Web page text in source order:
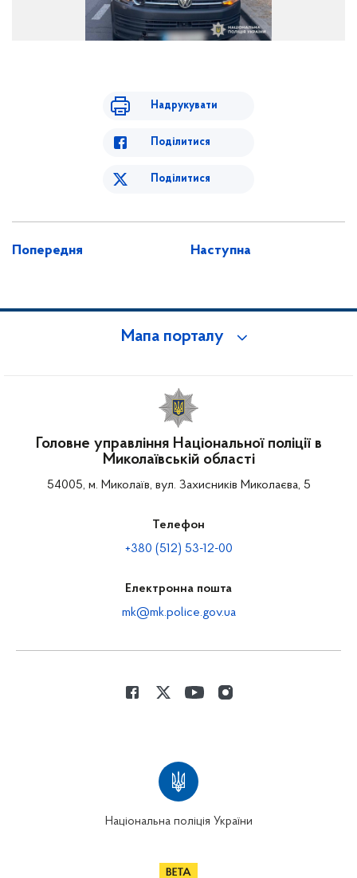
Надрукувати
Поділитися
Поділитися
Попередня Наступна
Мапа порталу
Головне управління Національної поліції в
Миколаївській області
54005, м. Миколаїв, вул. Захисників Миколаєва, 5
Телефон
+380 (512) 53-12-00
Електронна пошта
mk@mk.police.gov.ua
Національна поліція України